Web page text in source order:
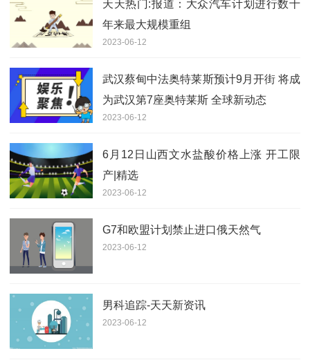
天天热门:报道：大众汽车计划进行数十
年来最大规模重组
2023-06-12
武汉蔡甸中法奥特莱斯预计9月开街 将成
为武汉第7座奥特莱斯 全球新动态
2023-06-12
6月12日山西文水盐酸价格上涨 开工限
产|精选
2023-06-12
G7和欧盟计划禁止进口俄天然气
2023-06-12
男科追踪-天天新资讯
2023-06-12